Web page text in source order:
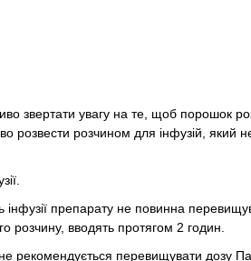
звертати увагу на те, щоб порошок
розвести розчином для інфузій, який
інфузії препарату не повинна
розчину, вводять протягом 2 годин.
рекомендується перевищувати дозу